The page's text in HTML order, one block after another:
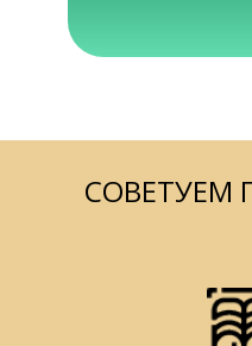
СОВЕТУЕМ